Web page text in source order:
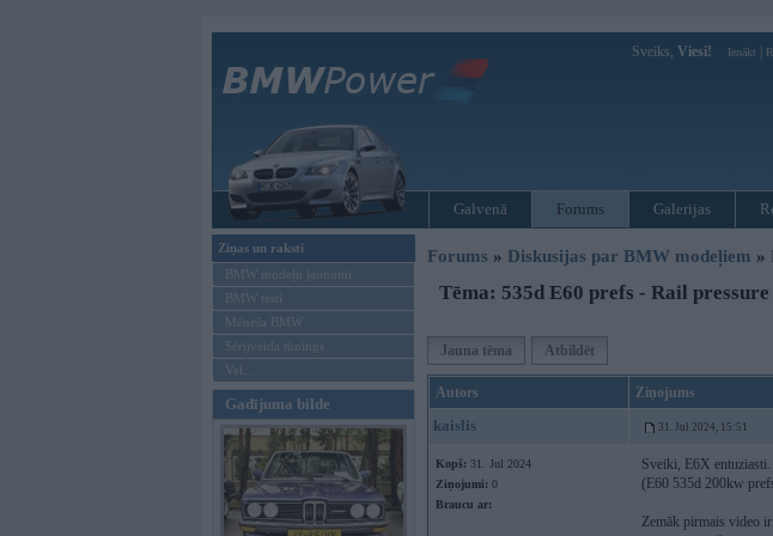
Sveiks, Viesi! Ienākt
Galvenā Forums Galerijas
Ziņas un raksti
BMW modeļu jaunumi
BMW testi
Mēneša BMW
Sērijveida tūnings
Vel...
Gadījuma bilde
Forums » Diskusijas par BMW modeļiem »
Tēma: 535d E60 prefs - Rail pressure
Jauna tēma Atbildēt
Autors Ziņojums
kaislis 31. Jul 2024, 15:51
Kopš: 31. Jul 2024
Ziņojumi: 0
Braucu ar:
Sveiki, E6X
(E60 535d 200kw
Zemāk pirmais video